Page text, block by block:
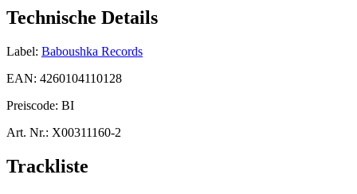
Technische Details
Label: Baboushka Records
EAN: 4260104110128
Preiscode: BI
Art. Nr.: X00311160-2
Trackliste